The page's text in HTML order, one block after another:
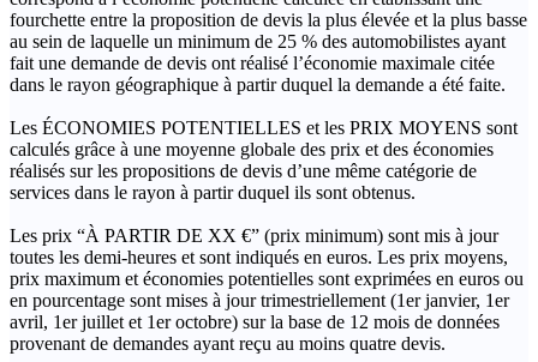
fourchette entre la proposition de devis la plus élevée et la plus basse
au sein de laquelle un minimum de 25 % des automobilistes ayant
fait une demande de devis ont réalisé l’économie maximale citée
dans le rayon géographique à partir duquel la demande a été faite.
Les ÉCONOMIES POTENTIELLES et les PRIX MOYENS sont
calculés grâce à une moyenne globale des prix et des économies
réalisés sur les propositions de devis d’une même catégorie de
services dans le rayon à partir duquel ils sont obtenus.
Les prix “À PARTIR DE XX €” (prix minimum) sont mis à jour
toutes les demi-heures et sont indiqués en euros. Les prix moyens,
prix maximum et économies potentielles sont exprimées en euros ou
en pourcentage sont mises à jour trimestriellement (1er janvier, 1er
avril, 1er juillet et 1er octobre) sur la base de 12 mois de données
provenant de demandes ayant reçu au moins quatre devis.